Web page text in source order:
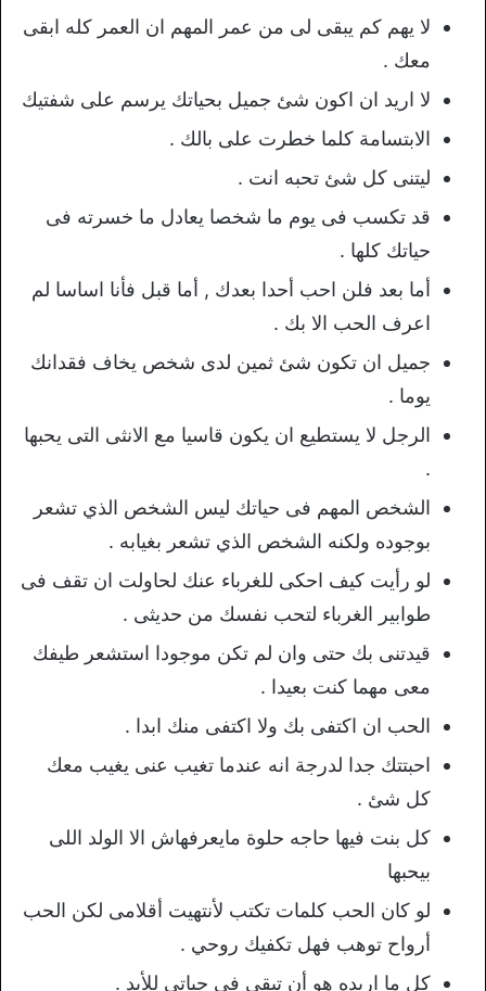
لا يهم كم يبقى لى من عمر المهم ان العمر كله ابقى
معك .
لا اريد ان اكون شئ جميل بحياتك يرسم على شفتيك
الابتسامة كلما خطرت على بالك .
ليتنى كل شئ تحبه انت .
قد تكسب فى يوم ما شخصا يعادل ما خسرته فى
حياتك كلها .
أما بعد فلن احب أحدا بعدك , أما قبل فأنا اساسا لم
اعرف الحب الا بك .
جميل ان تكون شئ ثمين لدى شخص يخاف فقدانك
يوما .
الرجل لا يستطيع ان يكون قاسيا مع الانثى التى يحبها
.
الشخص المهم فى حياتك ليس الشخص الذي تشعر
بوجوده ولكنه الشخص الذي تشعر بغيابه .
لو رأيت كيف احكى للغرباء عنك لحاولت ان تقف فى
طوابير الغرباء لتحب نفسك من حديثى .
قيدتنى بك حتى وان لم تكن موجودا استشعر طيفك
معى مهما كنت بعيدا .
الحب ان اكتفى بك ولا اكتفى منك ابدا .
احبتتك جدا لدرجة انه عندما تغيب عنى يغيب معك
كل شئ .
كل بنت فيها حاجه حلوة مايعرفهاش الا الولد اللى
بيحبها
لو كان الحب كلمات تكتب لأنتهيت أقلامى لكن الحب
أرواح توهب فهل تكفيك روحي .
كل ما اريده هو أن تبقى فى حياتى للأبد .